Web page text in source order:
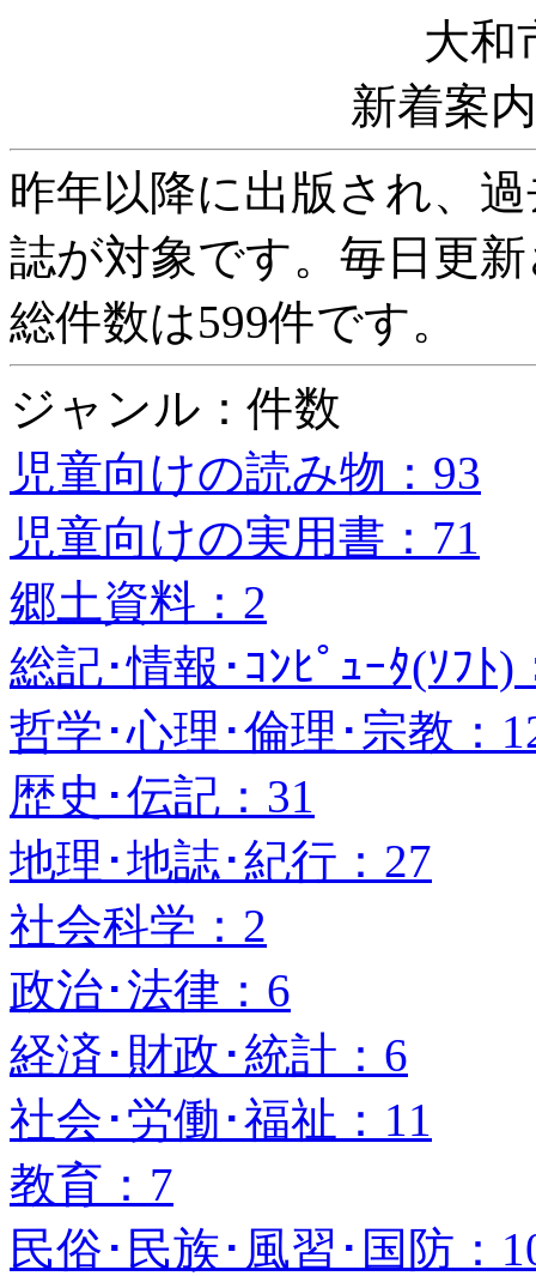
大和
新着案
昨年以降に出版され、
誌が対象です。毎日更
総件数は599件です。
ジャンル：件数
児童向けの読み物：93
児童向けの実用書：71
郷土資料：2
総記･情報･ｺﾝﾋﾟｭｰﾀ(ｿﾌﾄ)
哲学･心理･倫理･宗教：
歴史･伝記：31
地理･地誌･紀行：27
社会科学：2
政治･法律：6
経済･財政･統計：6
社会･労働･福祉：11
教育：7
民俗･民族･風習･国防：